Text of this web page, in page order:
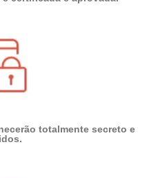
totalmente secreto e